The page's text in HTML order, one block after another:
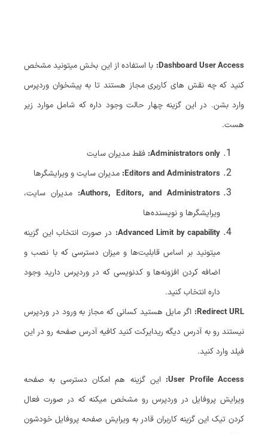
Dashboard User Access: با استفاده از این بخش میتونید مشخص
کنید که چه نقش های کاربری مجاز هستند تا به پیشخوان وردپرس
وارد بشن. در این گزینه چهار حالت وجود داره که شامل موارد زیر
هست.
Administrators only: فقط مدیران سایت
Editors and Administrators: مدیران سایت و ویرایشگرها
Authors, Editors, and Administrators:
مدیران سایت،
ویرایشگرها و نویسنده‌ها
Advanced Limit by capability: در صورت انتخاب این گزینه
میتونید بر اساس قابلیت‌ها و میزان دسترسی که با نصب و
اضافه کردن افزونه‌ها و کدنویسی که در وردپرس دارید وجود
داره انتخاب کنید.
Redirect URL: اگر مایل هستید کسانی که مجاز به ورود در وردپرس
نیستند رو به آدرس دیگه ریدایرکت کنید کافیه آدرس صفحه رو در این
فیلد وارد کنید.
User Profile Access:
این گزینه هم امکان دسترسی به صفحه
ویرایش پروفایل در وردپرس رو مشخص میکنه که در صورت فعال
کردن تیک این گزینه کاربران قادر به ویرایش صفحه پروفایل خودشون